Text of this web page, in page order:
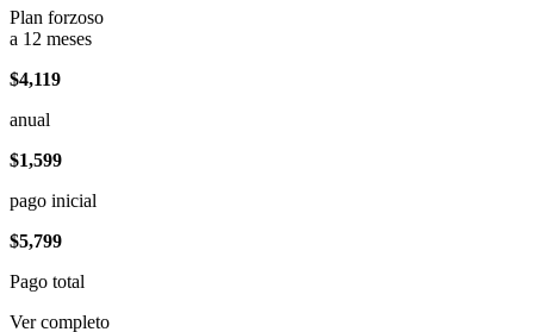
Plan forzoso
a 12 meses
$4,119
anual
$1,599
pago inicial
$5,799
Pago total
Ver completo